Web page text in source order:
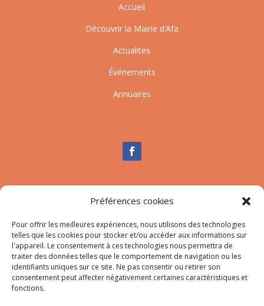
Préférences cookies
Pour offrir les meilleures expériences, nous utilisons des technologies
telles que les cookies pour stocker et/ou accéder aux informations sur
l'appareil. Le consentement à ces technologies nous permettra de
traiter des données telles que le comportement de navigation ou les
identifiants uniques sur ce site. Ne pas consentir ou retirer son
consentement peut affecter négativement certaines caractéristiques et
fonctions.
Accueil
Découvrir la Mairie d’Afa
Actualités
Événements
Annuaires
Nous contacter
Mail:secretariat-mairie@afa.corsica
Adresse :785 Strada d’Afà – Merria 20167 Afa